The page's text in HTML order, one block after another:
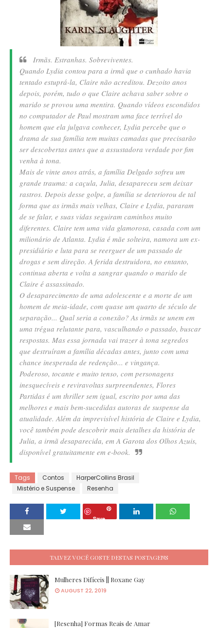
Irmãs. Estranhas. Sobreviventes.
Quando Lydia contou para a irmã que o cunhado havia
tentado estuprá-la, Claire não acreditou. Dezoito anos
depois, porém, tudo o que Claire achava saber sobre o
marido se provou uma mentira. Quando vídeos escondidos
no computador de Paul mostram uma face terrível do
homem que ela julgava conhecer, Lydia percebe que o
drama de sua família tem muitas camadas que precisarão
ser descobertas antes que a assustadora verdade por fim
venha à tona.
Mais de vinte anos atrás, a família Delgado sofreu um
grande trauma: a caçula, Julia, desapareceu sem deixar
rastros. Depois desse golpe, a família se deteriorou de tal
forma que as irmãs mais velhas, Claire e Lydia, pararam
de se falar, e suas vidas seguiram caminhos muito
diferentes. Claire tem uma vida glamorosa, casada com um
milionário de Atlanta. Lydia é mãe solteira, namora um ex-
presidiário e luta para se reerguer de um passado de
drogas e sem direção. A ferida destruidora, no entanto,
continua aberta e volta a sangrar quando o marido de
Claire é assassinado.
O desaparecimento de uma adolescente e a morte de um
homem de meia-idade, com quase um quarto de século de
separação... Qual seria a conexão? As irmãs se unem em
uma trégua relutante para, vasculhando o passado, buscar
respostas. Mas essa jornada vai trazer à tona segredos
que destruíram a família décadas antes, junto com uma
chance inesperada de redenção... e vingança.
Poderoso, tocante e muito tenso, com personagens
inesquecíveis e reviravoltas surpreendentes, Flores
Partidas é um thriller sem igual, escrito por uma das
melhores e mais bem-sucedidas autoras de suspense da
atualidade. Além da imprevisível história de Claire e Lydia,
você também pode descobrir mais detalhes da história de
Julia, a irmã desaparecida, em A Garota dos Olhos Azuis,
disponível gratuitamente em e-book.
Tags Contos
HarperCollins Brasil
Mistério e Suspense
Resenha
Save
TALVEZ VOCÊ GOSTE DESTAS POSTAGENS
Mulheres Difíceis || Roxane Gay
AUGUST 22, 2019
[Resenha] Formas Reais de Amar